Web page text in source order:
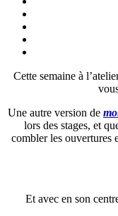
Cette semaine à
Une autre version de
lors des stages, et
combler les ouvertures
Et avec en son